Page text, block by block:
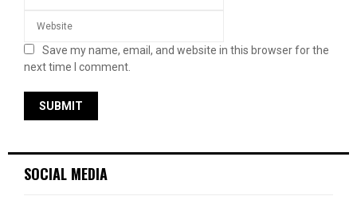
Save my name, email, and website in this browser for the
next time I comment.
SOCIAL MEDIA